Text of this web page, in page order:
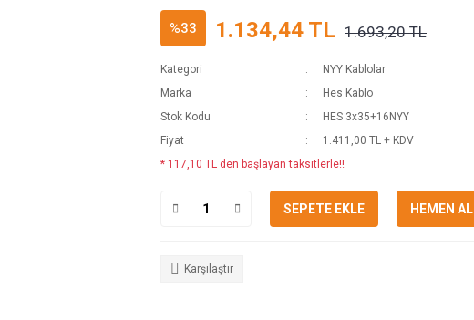
%33 1.134,44 TL 1.693,20 TL
Kategori
NYY Kablolar
Marka
Hes Kablo
Stok Kodu
HES 3x35+16NYY
Fiyat
1.411,00 TL + KDV
* 117,10 TL den başlayan taksitlerle!!
SEPETE EKLE HEMEN AL
Karşılaştır